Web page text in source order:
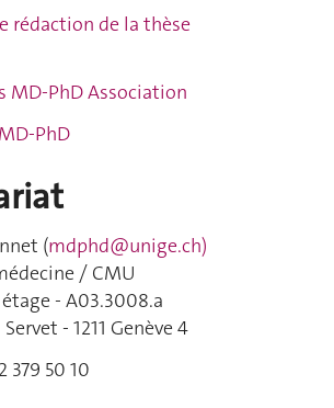
rédaction de la thèse
MD-PhD Association
PhD
(mdphd@unige.ch)
/ CMU
- A03.3008.a
- 1211 Genève 4
379 50 10